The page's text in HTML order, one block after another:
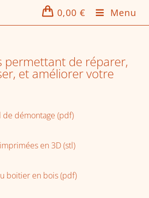
0,00 € Menu
permettant de réparer,
et améliorer votre
de démontage (pdf)
en 3D (stl)
boitier en bois (pdf)